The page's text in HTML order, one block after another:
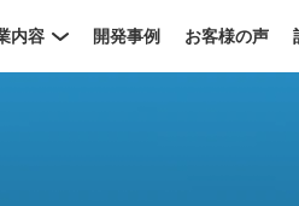
内容 開発事例 お客様の声